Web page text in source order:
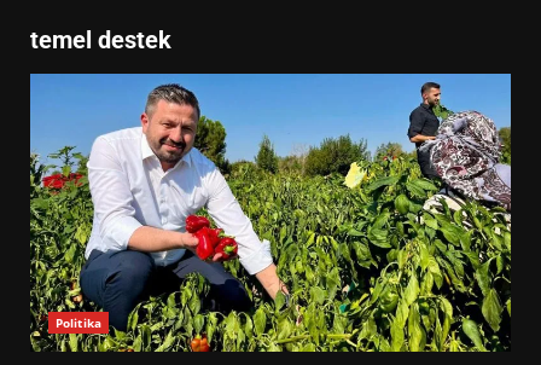
temel destek
Politika